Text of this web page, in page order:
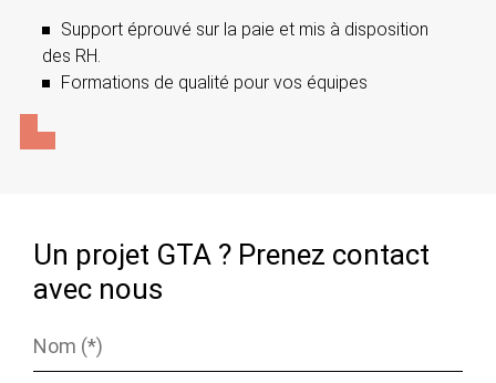
Support éprouvé sur la paie et mis à disposition
des RH.
Formations de qualité pour vos équipes
Un projet GTA ? Prenez contact
avec nous